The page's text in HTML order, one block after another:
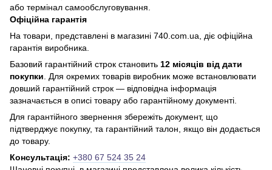
або термінал самообслуговування.
Офіційна гарантія
На товари, представлені в магазині 740.com.ua, діє офіційна
гарантія виробника.
Базовий гарантійний строк становить 12 місяців від дати
покупки . Для окремих товарів виробник може встановлювати
довший гарантійний строк — відповідна інформація
зазначається в описі товару або гарантійному документі.
Для гарантійного звернення збережіть документ, що
підтверджує покупку, та гарантійний талон, якщо він додається
до товару.
Консультація: +380 67 524 35 24